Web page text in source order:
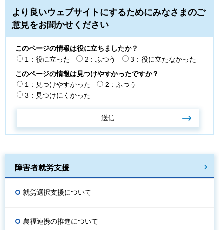
より良いウェブサイトにするためにみなさまのご
意見をお聞かせください
このページの情報は役に立ちましたか？
1：役に立った
2：ふつう
3：役に立たなかった
このページの情報は見つけやすかったですか？
1：見つけやすかった
2：ふつう
3：見つけにくかった
障害者就労支援
就労選択支援について
農福連携の推進について